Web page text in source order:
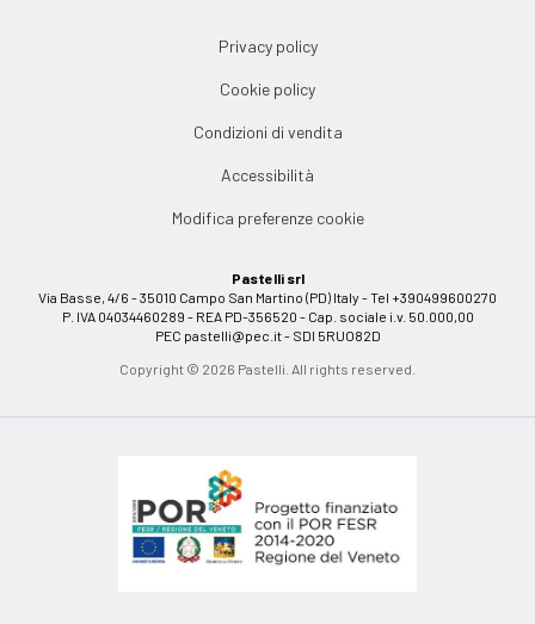
Privacy policy
Cookie policy
Condizioni di vendita
Accessibilità
Modifica preferenze cookie
Pastelli srl
Via Basse, 4/6 - 35010 Campo San Martino (PD) Italy - Tel +390499600270
P. IVA 04034460289 - REA PD-356520 - Cap. sociale i.v. 50.000,00
PEC pastelli@pec.it- SDI 5RUO82D
Copyright © 2026 Pastelli. All rights reserved.